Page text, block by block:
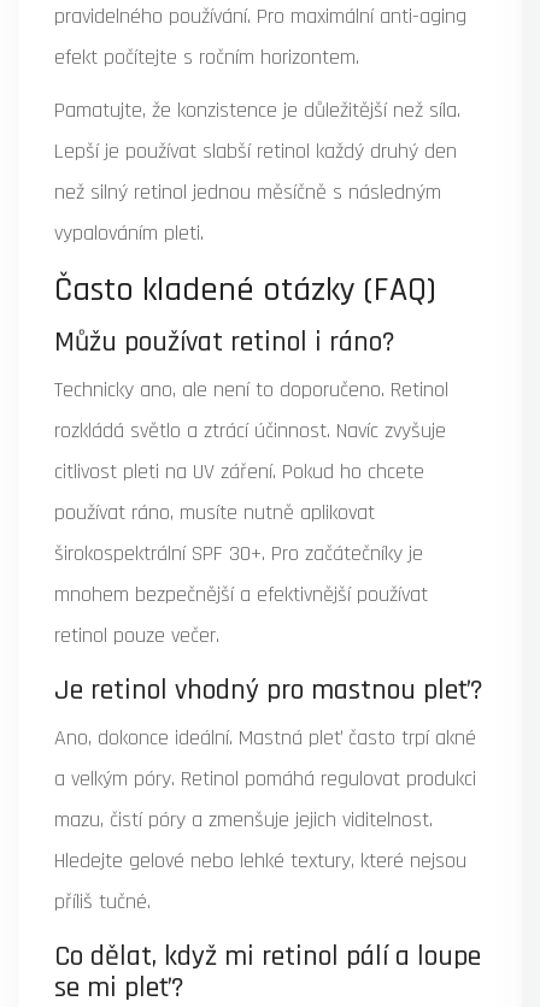
pravidelného používání. Pro maximální anti-aging
efekt počítejte s ročním horizontem.
Pamatujte, že konzistence je důležitější než síla.
Lepší je používat slabší retinol každý druhý den
než silný retinol jednou měsíčně s následným
vypalováním pleti.
Často kladené otázky (FAQ)
Můžu používat retinol i ráno?
Technicky ano, ale není to doporučeno. Retinol
rozkládá světlo a ztrácí účinnost. Navíc zvyšuje
citlivost pleti na UV záření. Pokud ho chcete
používat ráno, musíte nutně aplikovat
širokospektrální SPF 30+. Pro začátečníky je
mnohem bezpečnější a efektivnější používat
retinol pouze večer.
Je retinol vhodný pro mastnou pleť?
Ano, dokonce ideální. Mastná pleť často trpí akné
a velkým póry. Retinol pomáhá regulovat produkci
mazu, čistí póry a zmenšuje jejich viditelnost.
Hledejte gelové nebo lehké textury, které nejsou
příliš tučné.
Co dělat, když mi retinol pálí a loupe
se mi pleť?